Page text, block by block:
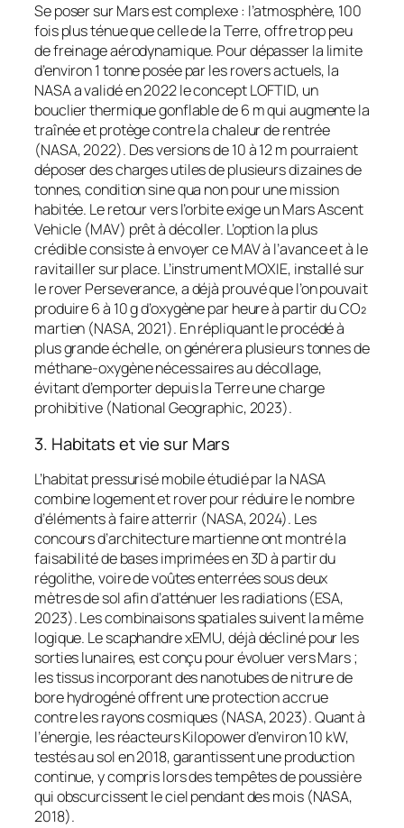
Se poser sur Mars est complexe : l’atmosphère, 100
fois plus ténue que celle de la Terre, offre trop peu
de freinage aérodynamique. Pour dépasser la limite
d’environ 1 tonne posée par les rovers actuels, la
NASA a validé en 2022 le concept LOFTID, un
bouclier thermique gonflable de 6 m qui augmente la
traînée et protège contre la chaleur de rentrée
(NASA, 2022). Des versions de 10 à 12 m pourraient
déposer des charges utiles de plusieurs dizaines de
tonnes, condition sine qua non pour une mission
habitée. Le retour vers l’orbite exige un Mars Ascent
Vehicle (MAV) prêt à décoller. L’option la plus
crédible consiste à envoyer ce MAV à l’avance et à le
ravitailler sur place. L’instrument MOXIE, installé sur
le roverPerseverance, a déjà prouvé que l’on pouvait
produire 6 à 10 g d’oxygène par heure à partir du CO₂
martien (NASA, 2021). En répliquant le procédé à
plus grande échelle, on générera plusieurs tonnes de
méthane-oxygène nécessaires au décollage,
évitant d’emporter depuis la Terre une charge
prohibitive (National Geographic, 2023).
3. Habitats et vie sur Mars
L’habitat pressurisé mobile étudié par la NASA
combine logement et rover pour réduire le nombre
d’éléments à faire atterrir (NASA, 2024). Les
concours d’architecture martienne ont montré la
faisabilité de bases imprimées en 3D à partir du
régolithe, voire de voûtes enterrées sous deux
mètres de sol afin d’atténuer les radiations (ESA,
2023). Les combinaisons spatiales suivent la même
logique. Le scaphandre xEMU, déjà décliné pour les
sorties lunaires, est conçu pour évoluer vers Mars ;
les tissus incorporant des nanotubes de nitrure de
bore hydrogéné offrent une protection accrue
contre les rayons cosmiques (NASA, 2023). Quant à
l’énergie, les réacteurs Kilopower d’environ 10 kW,
testés au sol en 2018, garantissent une production
continue, y compris lors des tempêtes de poussière
qui obscurcissent le ciel pendant des mois (NASA,
2018).